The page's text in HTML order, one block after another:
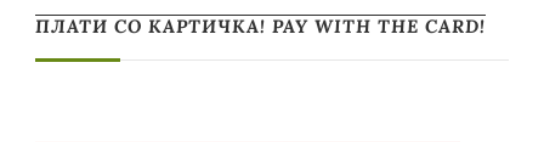
ПЛАТИ СО КАРТИЧКА! PAY WITH THE CARD!